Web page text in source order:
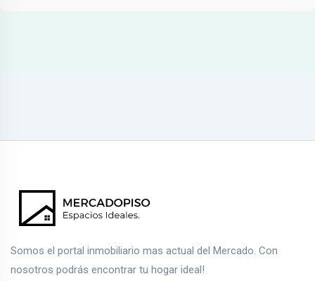
Somos el portal inmobiliario mas actual del Mercado. Con
nosotros podrás encontrar tu hogar ideal!